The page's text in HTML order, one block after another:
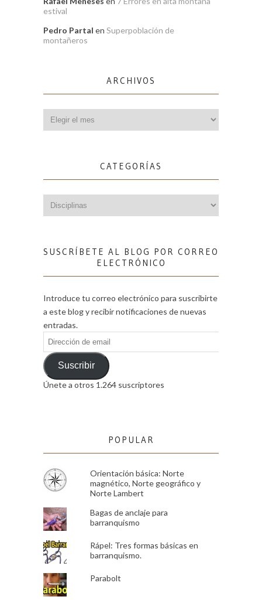
estival
Pedro Partal en Superpoblación de
montañeros
ARCHIVOS
CATEGORÍAS
SUSCRÍBETE AL BLOG POR CORREO
ELECTRÓNICO
Introduce tu correo electrónico para suscribirte
a este blog y recibir notificaciones de nuevas
entradas.
Dirección
de
emailSuscribir
Únete a otros 1.264 suscriptores
POPULAR
Orientación básica: Norte
magnético, Norte geográfico y
Norte Lambert
Bagas de anclaje para
barranquismo
Rápel: Tres formas básicas en
barranquismo.
Parabolt